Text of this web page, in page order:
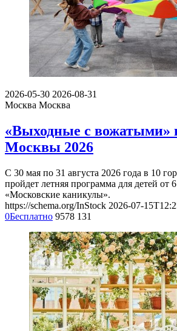
2026-05-30 2026-08-31
Москва Москва
«Выходные с вожатыми»
Москвы 2026
С 30 мая по 31 августа 2026 года в 10
пройдет летняя программа для детей от
«Московские каникулы».
https://schema.org/InStock 2026-07-
0Бесплатно 9578 131